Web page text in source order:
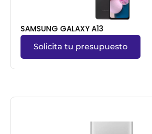
SAMSUNG GALAXY A13
Solicita tu presupuesto